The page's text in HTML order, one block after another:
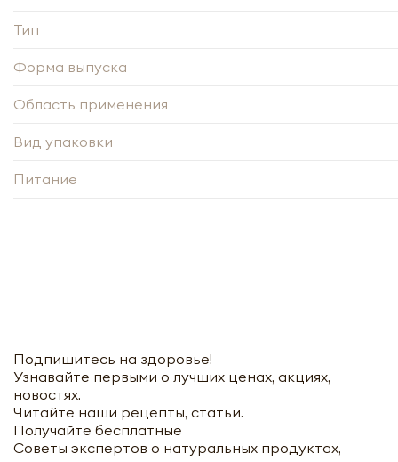
Тип
Форма выпуска
Область применения
Вид упаковки
Питание
Подпишитесь на здоровье!
Узнавайте первыми о лучших ценах, акциях,
новостях.
Читайте наши рецепты, статьи.
Получайте бесплатные
Советы экспертов о натуральных продуктах,